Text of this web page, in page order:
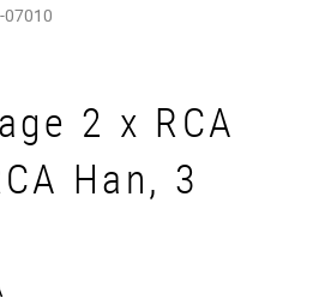
07010
2 x RCA
Han, 3